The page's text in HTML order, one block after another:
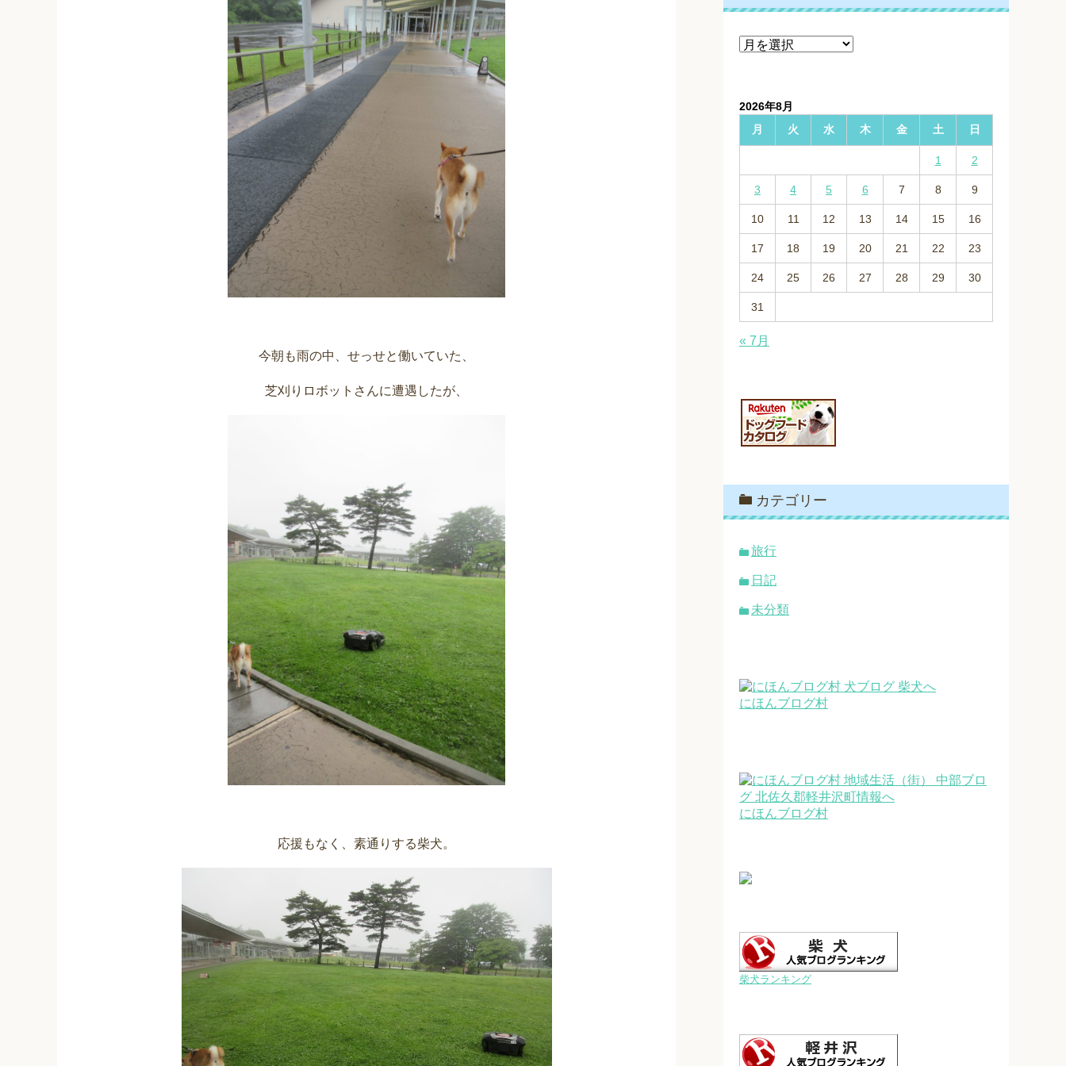
今朝も雨の中、せっせと働いていた、
芝刈りロボットさんに遭遇したが、
応援もなく、素通りする柴犬。
ア
ブ
2026年8月
月
火 水 木 金 土 日
1 2
3 4 5 6 7 8 9
10 11 12 13 14 15 16
17 18 19 20 21 22 23
24 25 26 27 28 29 30
31
« 7月
カテゴリー
旅行
日記
未分類
にほんブログ村
にほんブログ村
柴犬ランキング